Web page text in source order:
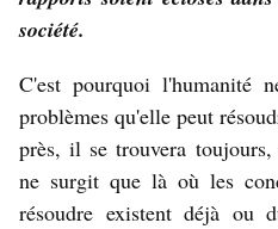
société.
C'est pourquoi l'humanité
problèmes qu'elle peut
près, il se trouvera
ne surgit que là où les
résoudre existent déjà ou